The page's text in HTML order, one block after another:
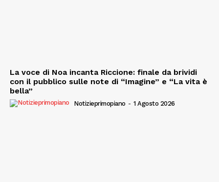
La voce di Noa incanta Riccione: finale da brividi
con il pubblico sulle note di “Imagine” e “La vita è
bella”
Notizieprimopiano - 1 Agosto 2026